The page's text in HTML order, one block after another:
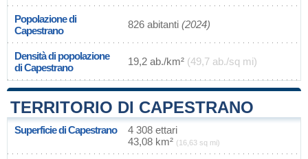
Popolazione di
Capestrano
826 abitanti (2024)
Densità di popolazione
di Capestrano
19,2 ab./km² (49,7 ab./sq mi)
TERRITORIO DI CAPESTRANO
Superficie di Capestrano
4 308 ettari
43,08 km² (16,63 sq mi)